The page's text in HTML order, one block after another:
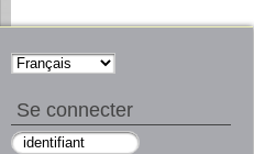
Se connecter